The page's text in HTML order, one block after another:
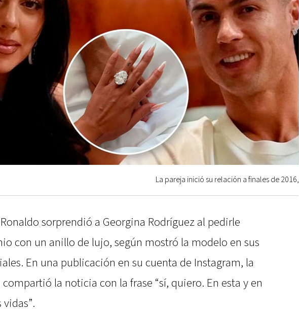
La pareja inició su relación a finales de 2016,
sorprendió a Georgina Rodríguez al pedirle
con un anillo de lujo, según mostró la modelo en sus
En una publicación en su cuenta de Instagram, la
la noticia con la frase “sí, quiero. En esta y en